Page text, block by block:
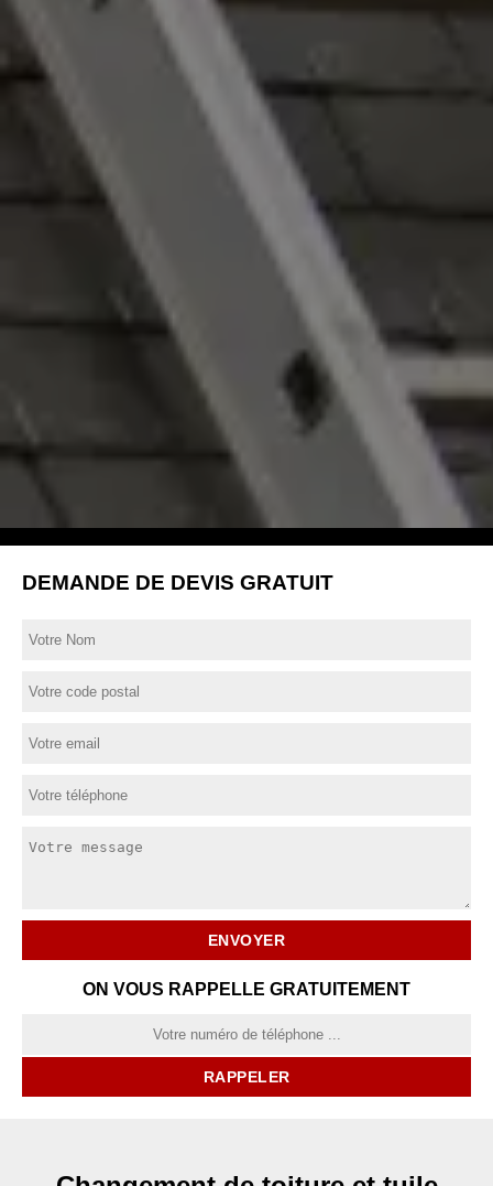
DEMANDE DE DEVIS GRATUIT
ON VOUS RAPPELLE GRATUITEMENT